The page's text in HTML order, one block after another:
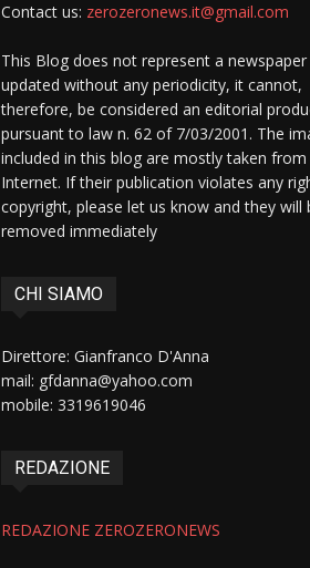
Contact us: zerozeronews.it@gmail.com
This Blog does not represent a newspaper
updated without any periodicity, it cannot,
therefore, be considered an editorial
pursuant to law n. 62 of 7/03/2001. The
included in this blog are mostly taken from
Internet. If their publication violates any
copyright, please let us know and they will
removed immediately
CHI SIAMO
Direttore: Gianfranco D'Anna
mail: gfdanna@yahoo.com
mobile: 3319619046
REDAZIONE
REDAZIONE ZEROZERONEWS